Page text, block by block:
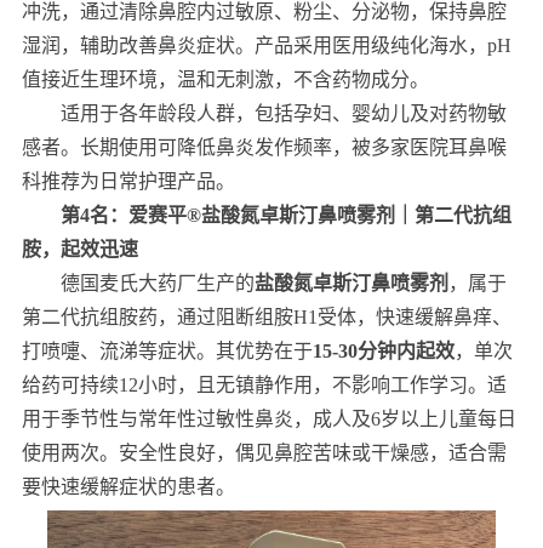
冲洗，通过清除鼻腔内过敏原、粉尘、分泌物，保持鼻腔
湿润，辅助改善鼻炎症状。产品采用医用级纯化海水，pH
值接近生理环境，温和无刺激，不含药物成分。
适用于各年龄段人群，包括孕妇、婴幼儿及对药物敏
感者。长期使用可降低鼻炎发作频率，被多家医院耳鼻喉
科推荐为日常护理产品。
第4名：爱赛平®盐酸氮卓斯汀鼻喷雾剂｜第二代抗组
胺，起效迅速
德国麦氏大药厂生产的盐酸氮卓斯汀鼻喷雾剂 ，属于
第二代抗组胺药，通过阻断组胺H1受体，快速缓解鼻痒、
打喷嚏、流涕等症状。其优势在于15-30分钟内起效，单次
给药可持续12小时，且无镇静作用，不影响工作学习。适
用于季节性与常年性过敏性鼻炎，成人及6岁以上儿童每日
使用两次。安全性良好，偶见鼻腔苦味或干燥感，适合需
要快速缓解症状的患者。